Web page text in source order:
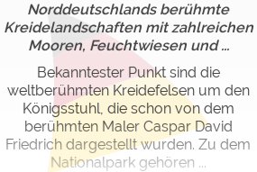
Norddeutschlands berühmte
Kreidelandschaften mit zahlreichen
Mooren, Feuchtwiesen und ...
Bekanntester Punkt sind die
weltberühmten Kreidefelsen um den
Königsstuhl, die schon von dem
berühmten Maler Caspar David
Friedrich dargestellt wurden. Zu dem
Nationalpark gehören ...